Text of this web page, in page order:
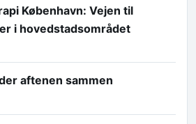
København: Vejen til
i hovedstadsområdet
aftenen sammen